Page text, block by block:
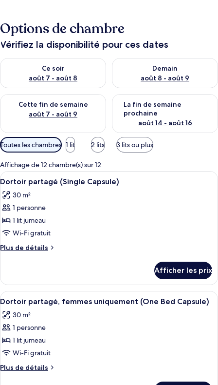
Options de chambre
Vérifiez la disponibilité pour ces dates
Ce soir
août 7 - août 8
Vérifier la disponibilité pour ce soir août 7 - août 8
Demain
août 8 - août 9
Vérifier la disponibilité pour
Cette fin de semaine
août 7 - août 9
Vérifier la disponibilité pour cette fin de semaine août 7 -
La fin de semaine
prochaine
août 14 - août 16
Vérifier la disponibilité pour
Filtres
disponibles
pour
les
chambres
Toutes les chambres 1 lit 2 lits 3 lits ou plus
Affichage de 12 chambre(s) sur 12
Afficher
toutes
les
photos
pour
ce
type
de
Dortoir
partagé
(Single
Capsule)
Une chambre d’hôtel avec un lit, un
6
Dortoir partagé (Single Capsule)
30 m²
1 personne
1 lit jumeau
Wi-Fi gratuit
Plus de détails
Plus
Dortoir
partagé
(Single
Afficher les prix
Afficher
toutes
les
photos
pour
ce
type
de
Un lit bien fait, avec une serviette et
5
Dortoir partagé, femmes uniquement (One Bed Capsule)
30 m²
1 personne
1 lit jumeau
Wi-Fi gratuit
Plus de détails
Plus